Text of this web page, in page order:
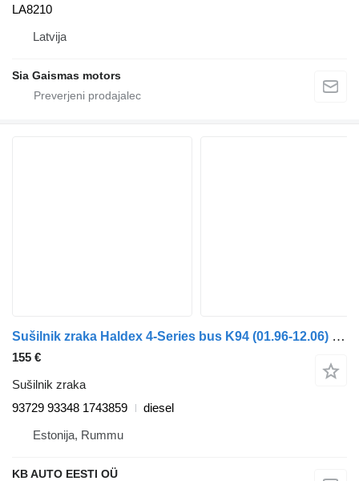
LA8210
Latvija
Sia Gaismas motors
Sušilnik zraka Haldex 4-Series bus K94 (01.96-12.06) 93729 93348 za avtobus Scania 4-series bus (1995-2006)
155 €
Sušilnik zraka
93729 93348 1743859
diesel
Estonija, Rummu
KB AUTO EESTI OÜ